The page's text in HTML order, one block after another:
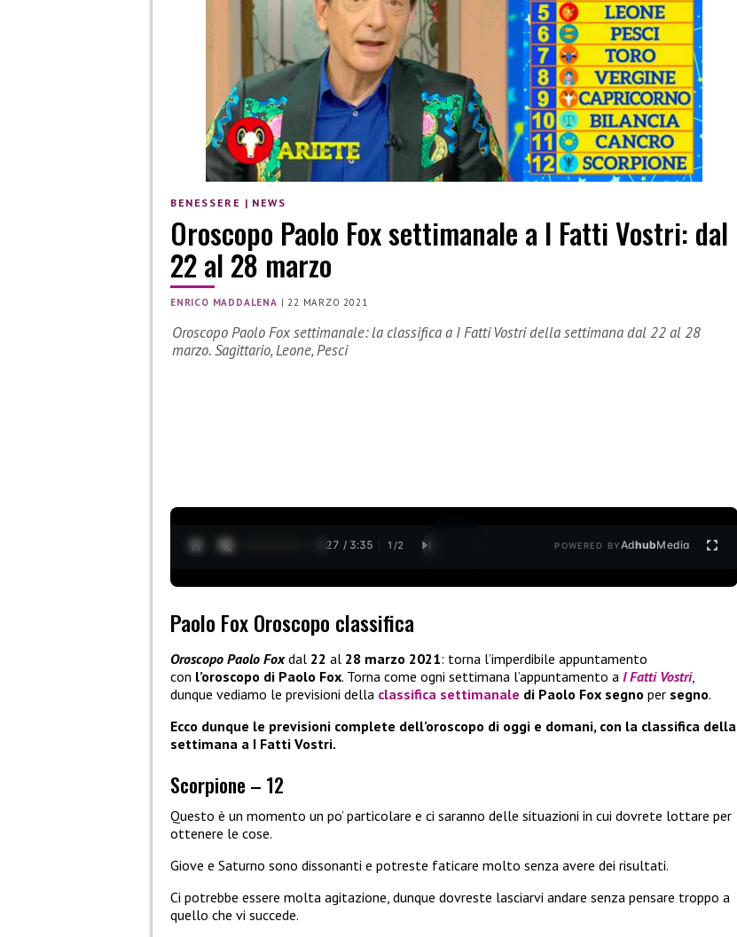
BENESSERE | NEWS
Oroscopo Paolo Fox settimanale a I Fatti Vostri: dal
22 al 28 marzo
ENRICO MADDALENA |22 MARZO 2021
Oroscopo Paolo Fox settimanale: la classifica a I Fatti Vostri della settimana dal 22 al 28
marzo. Sagittario, Leone, Pesci
0:28 / 3:35 1 /2 POWERED BYAdhubMedia
Paolo Fox Oroscopo classifica
Oroscopo Paolo Foxdal 22 al 28 marzo 2021: torna l’imperdibile appuntamento
con l’oroscopo di Paolo Fox. Torna come ogni settimana l’appuntamento a I Fatti Vostri,
dunque vediamo le previsioni della classifica settimanale di Paolo Fox segno per segno.
Ecco dunque le previsioni complete dell’oroscopo di oggi e domani, con la classifica della
settimana a I Fatti Vostri.
Scorpione – 12
Questo è un momento un po’ particolare e ci saranno delle situazioni in cui dovrete lottare per
ottenere le cose.
Giove e Saturno sono dissonanti e potreste faticare molto senza avere dei risultati.
Ci potrebbe essere molta agitazione, dunque dovreste lasciarvi andare senza pensare troppo a
quello che vi succede.